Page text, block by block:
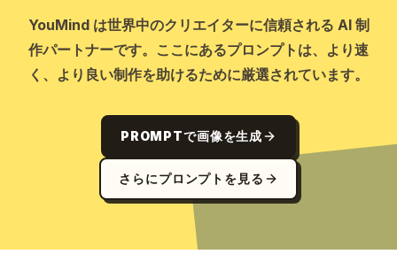
YouMind は世界中のクリエイターに信頼される AI 制
作パートナーです。ここにあるプロンプトは、より速
く、より良い制作を助けるために厳選されています。
PROMPTで画像を生成
さらにプロンプトを見る